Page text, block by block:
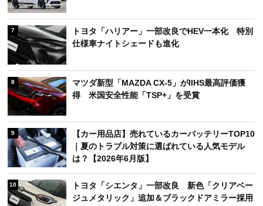
7
トヨタ「ハリアー」一部改良でHEV一本化 特別
仕様車ナイトシェードも進化
8
マツダ新型「MAZDA CX-5」がIIHS最高評価獲
得 米国安全性能「TSP+」を受賞
9
【カー用品店】売れているカーバッテリーTOP10
｜夏のトラブル対策に選ばれている人気モデル
は？【2026年6月版】
10
トヨタ「シエンタ」一部改良 新色「クリアベー
ジュメタリック」追加＆ブラックドアミラー採用